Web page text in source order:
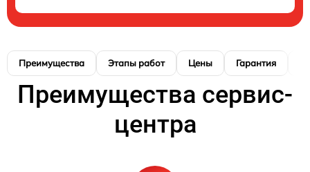
Преимущества Этапы работ Цены Гарантия
Преимущества сервис-
центра